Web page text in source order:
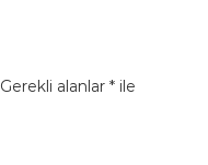
Gerekli alanlar *ile